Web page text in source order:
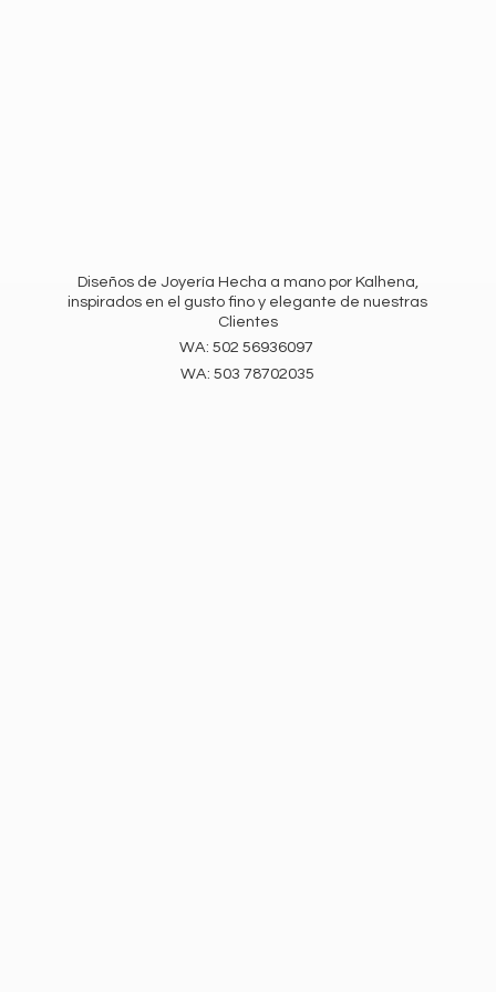
Diseños de Joyería Hecha a mano por Kalhena,
inspirados en el gusto fino y elegante de nuestras
Clientes
WA: 502 56936097
WA:503 78702035